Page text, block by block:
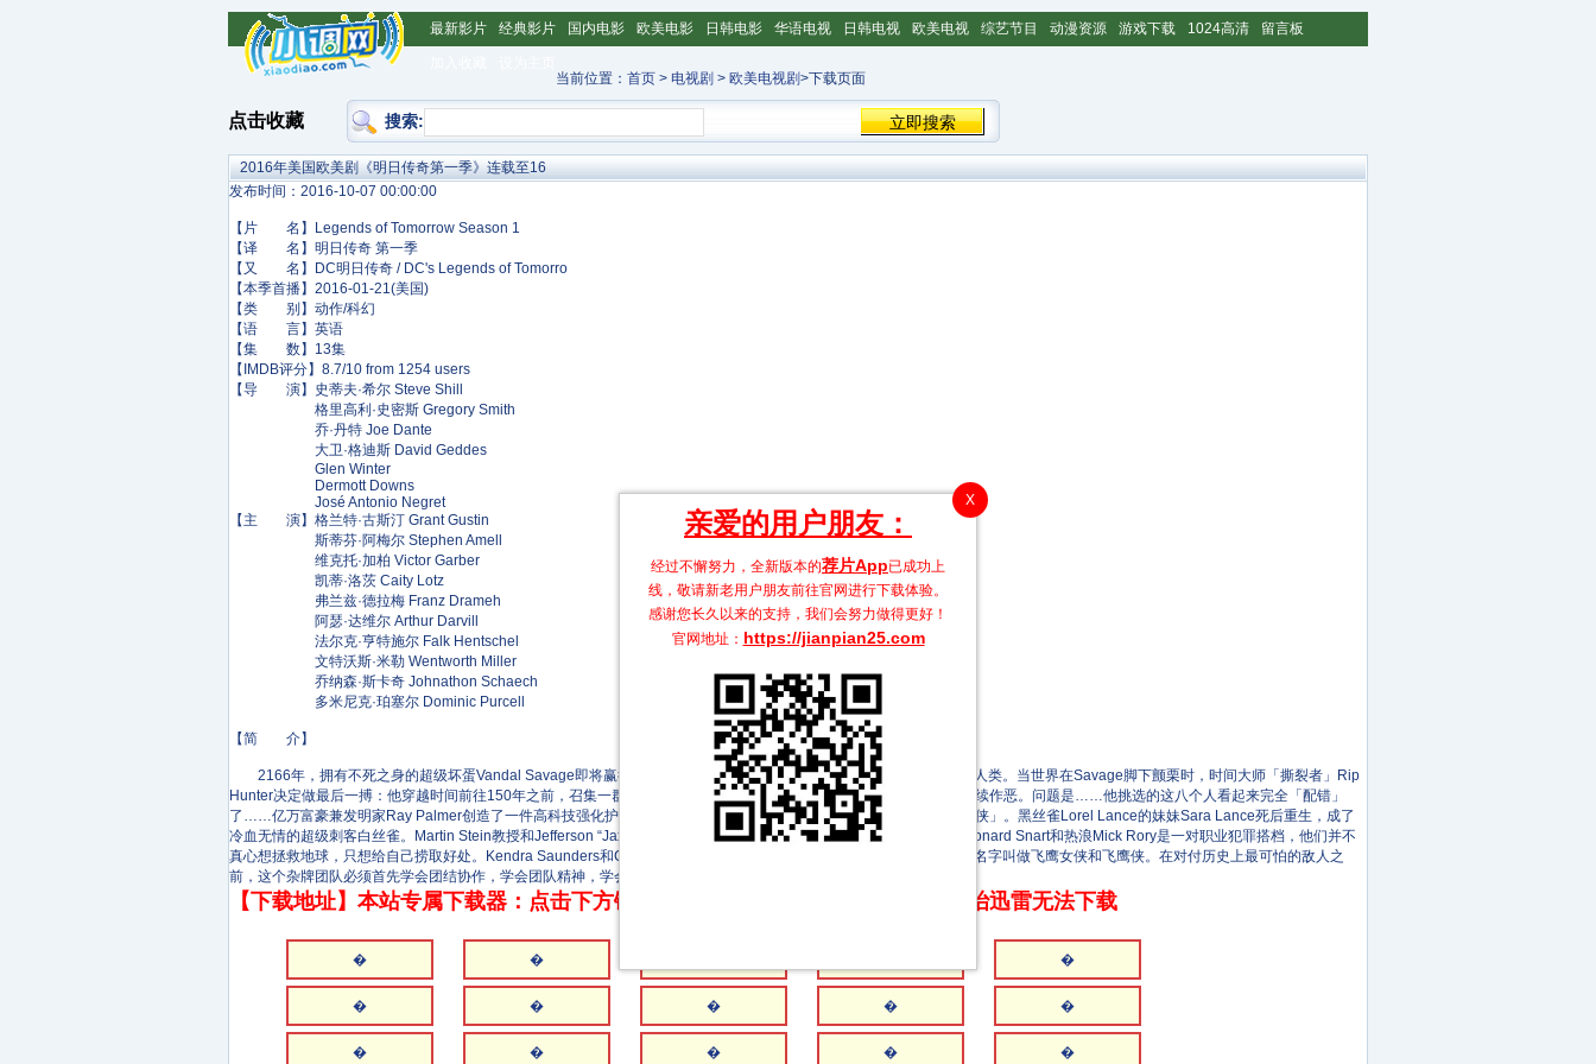
最新影片 经典影片 国内电影 欧美电影 日韩电影 华语电视 日韩电视 欧美电视 综艺节目 动漫资源 游戏下载 1024高清 留言板
当前位置： 首页 > 电视剧 > 欧美电视剧>下载页面
点击收藏 搜索:
X
亲爱的用户朋友：
经过不懈努力，全新版本的荐片App已成功上
线，敬请新老用户朋友前往官网进行下载体验。
感谢您长久以来的支持，我们会努力做得更好！
官网地址： https://jianpian25.com
2016年美国欧美剧《明日传奇第一季》连载至16
发布时间：2016-10-07 00:00:00
【片 名】Legends of Tomorrow Season 1
【译 名】明日传奇 第一季
【又 名】DC明日传奇 / DC's Legends of Tomorro
【本季首播】2016-01-21(美国)
【类 别】动作/科幻
【语 言】英语
【集 数】13集
【IMDB评分】8.7/10 from 1254 users
【导 演】史蒂夫·希尔 Steve Shill
格里高利·史密斯 Gregory Smith
乔·丹特 Joe Dante
大卫·格迪斯 David Geddes
Glen Winter
Dermott Downs
José Antonio Negret
【主 演】格兰特·古斯汀 Grant Gustin
斯蒂芬·阿梅尔 Stephen Amell
维克托·加柏 Victor Garber
凯蒂·洛茨 Caity Lotz
弗兰兹·德拉梅 Franz Drameh
阿瑟·达维尔 Arthur Darvill
法尔克·亨特施尔 Falk Hentschel
文特沃斯·米勒 Wentworth Miller
乔纳森·斯卡奇 Johnathon Schaech
多米尼克·珀塞尔 Dominic Purcell
【简 介】
2166年，拥有不死之身的超级坏蛋Vandal Savage即将赢得最后的胜利——控制整个地球，制造大混乱，彻底毁灭人类。当世界在Savage脚下颤栗时，时间大师「撕裂者」Rip
Hunter决定做最后一搏：他穿越时间前往150年之前，召集一群精心挑选的英雄和恶棍组成「传奇团队」阻止Savage继续作恶。问题是……他挑选的这八个人看起来完全「配错」
了……亿万富豪兼发明家Ray Palmer创造了一件高科技强化护甲，使其拥有随时缩小体型的能力，他因此被称作「原子侠」。黑丝雀Lorel Lance的妹妹Sara Lance死后重生，成了
冷血无情的超级刺客白丝雀。Martin Stein教授和Jefferson “Jax” Jackson能通过合体成为超级人类火风暴。冰冻队长Leonard Snart和热浪Mick Rory是一对职业犯罪搭档，他们并不
真心想拯救地球，只想给自己捞取好处。Kendra Saunders和Carter Hall是5000多年前古埃及的一对爱侣，他们现在的名字叫做飞鹰女侠和飞鹰侠。在对付历史上最可怕的敌人之
前，这个杂牌团队必须首先学会团结协作，学会团队精神，学会如何做英雄（虽然他们当中有些人不是英雄）。
【下载地址】本站专属下载器：点击下方链接 即可享受高速下载和在线播放 专治迅雷无法下载
� � �
� � � � �
� � � � �